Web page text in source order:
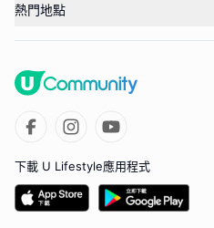
熱門地點
下載 U Lifestyle應用程式